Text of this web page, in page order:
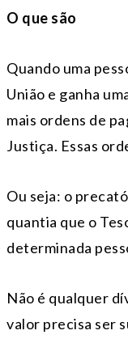
O que são
Quando uma
União e ganha
mais ordens de
Justiça. Essas
Ou seja: o
quantia que o
determinada
Não é qualquer
valor precisa ser